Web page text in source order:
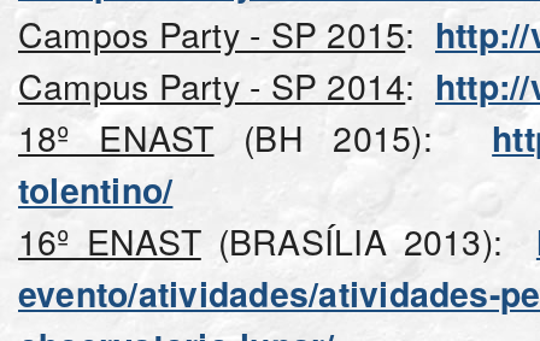
Campos Party - SP 2015:
Campus Party - SP 2014:
18º ENAST (BH 2015):
tolentino/
16º ENAST(BRASÍLIA 2013):
evento/atividades/atividades-